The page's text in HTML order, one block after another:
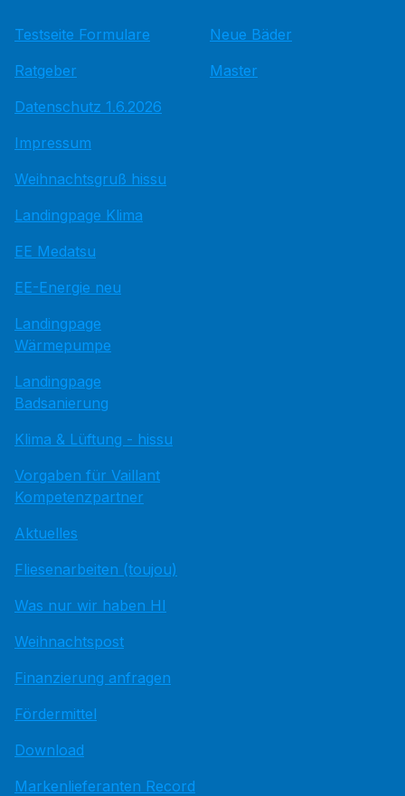
Testseite Formulare
Ratgeber
Datenschutz 1.6.2026
Impressum
Weihnachtsgruß hissu
Landingpage Klima
EE Medatsu
EE-Energie neu
Landingpage
Wärmepumpe
Landingpage
Badsanierung
Klima & Lüftung - hissu
Vorgaben für Vaillant
Kompetenzpartner
Aktuelles
Fliesenarbeiten (toujou)
Was nur wir haben HI
Weihnachtspost
Finanzierung anfragen
Fördermittel
Download
Markenlieferanten Record
Neue Bäder
Master